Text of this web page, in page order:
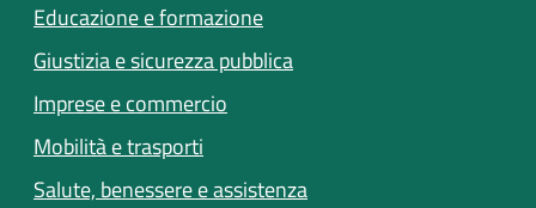
Educazione e formazione
Giustizia e sicurezza pubblica
Imprese e commercio
Mobilità e trasporti
Salute, benessere e assistenza